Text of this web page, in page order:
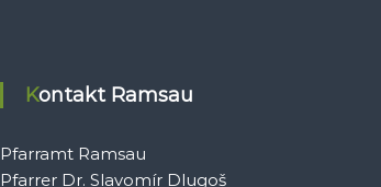
Kontakt Ramsau
Pfarramt Ramsau
Pfarrer Dr. Slavomír Dlugoš